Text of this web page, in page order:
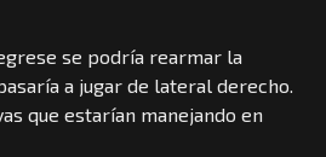
se podría rearmar la
a jugar de lateral derecho.
que estarían manejando en